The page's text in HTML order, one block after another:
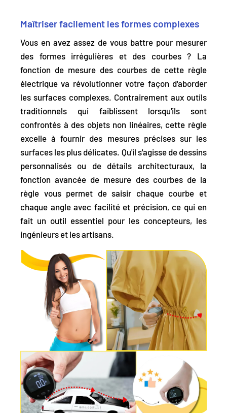
Maîtriser facilement les formes complexes
Vous en avez assez de vous battre pour mesurer
des formes irrégulières et des courbes ? La
fonction de mesure des courbes de cette règle
électrique va révolutionner votre façon d'aborder
les surfaces complexes. Contrairement aux outils
traditionnels qui faiblissent lorsqu'ils sont
confrontés à des objets non linéaires, cette règle
excelle à fournir des mesures précises sur les
surfaces les plus délicates. Qu'il s'agisse de dessins
personnalisés ou de détails architecturaux, la
fonction avancée de mesure des courbes de la
règle vous permet de saisir chaque courbe et
chaque angle avec facilité et précision, ce qui en
fait un outil essentiel pour les concepteurs, les
ingénieurs et les artisans.